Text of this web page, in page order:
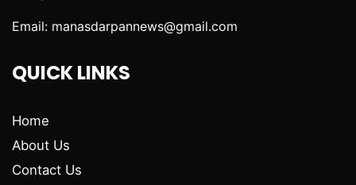
Email: manasdarpannews@gmail.com
QUICK LINKS
Home
About Us
Contact Us